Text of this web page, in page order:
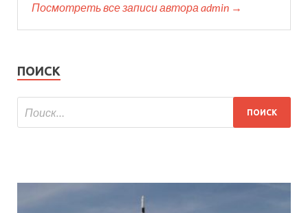
Посмотреть все записи автора admin →
ПОИСК